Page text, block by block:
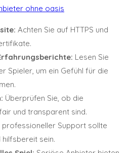
ohne oasis
Achten Sie auf HTTPS und
Lesen Sie
Spieler, um ein Gefühl für die
Überprüfen Sie, ob die
und transparent sind.
professioneller Support sollte
sein.